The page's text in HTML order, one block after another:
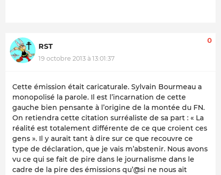
RST
19 octobre 2013 à 13:01:37
0
Cette émission était caricaturale. Sylvain Bourmeau a
monopolisé la parole. Il est l’incarnation de cette
gauche bien pensante à l’origine de la montée du FN.
On retiendra cette citation surréaliste de sa part : « La
réalité est totalement différente de ce que croient ces
gens ». Il y aurait tant à dire sur ce que recouvre ce
type de déclaration, que je vais m’abstenir. Nous avons
vu ce qui se fait de pire dans le journalisme dans le
cadre de la pire des émissions qu’@si ne nous ait